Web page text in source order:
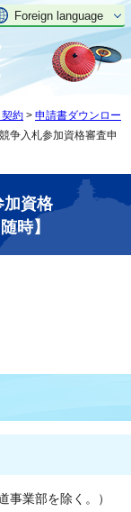
Foreign language
契約 > 申請書ダウンロー
争入札参加資格審査申
加資格
時】
事業部を除く。）